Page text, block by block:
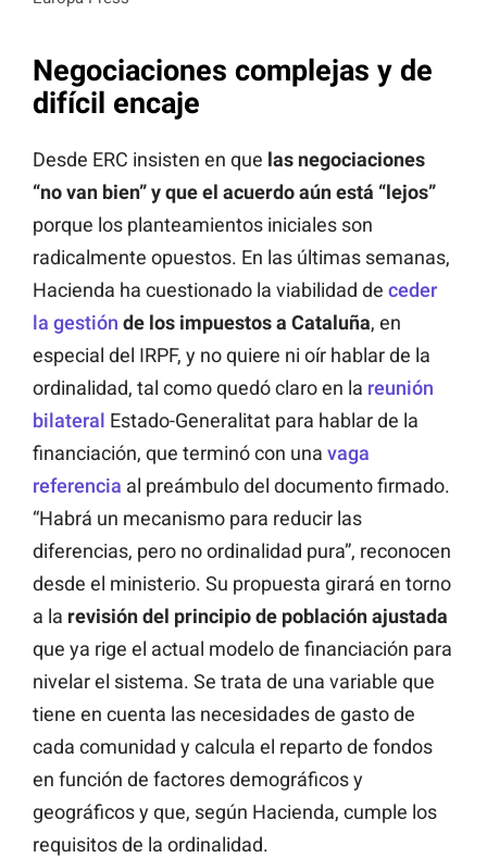
Negociaciones complejas y de
difícil encaje
Desde ERC insisten en que las negociaciones
“no van bien” y que el acuerdo aún está “lejos”
porque los planteamientos iniciales son
radicalmente opuestos. En las últimas semanas,
Hacienda ha cuestionado la viabilidad de ceder
la gestión de los impuestos a Cataluña, en
especial del IRPF, y no quiere ni oír hablar de la
ordinalidad, tal como quedó claro en la reunión
bilateral Estado-Generalitat para hablar de la
financiación, que terminó con una vaga
referencia al preámbulo del documento firmado.
“Habrá un mecanismo para reducir las
diferencias, pero no ordinalidad pura”, reconocen
desde el ministerio. Su propuesta girará en torno
a la revisión del principio de población ajustada
que ya rige el actual modelo de financiación para
nivelar el sistema. Se trata de una variable que
tiene en cuenta las necesidades de gasto de
cada comunidad y calcula el reparto de fondos
en función de factores demográficos y
geográficos y que, según Hacienda, cumple los
requisitos de la ordinalidad.